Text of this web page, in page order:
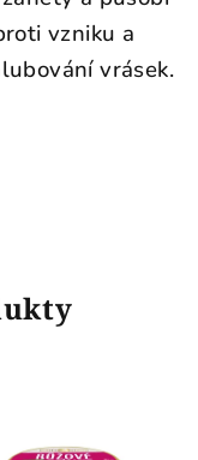
vzniku a
vrásek.